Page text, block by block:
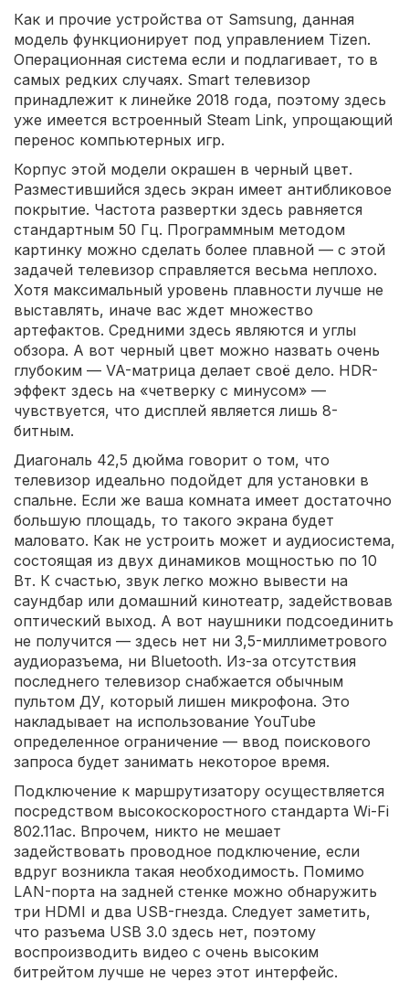
Как и прочие устройства от Samsung, данная
модель функционирует под управлением Tizen.
Операционная система если и подлагивает, то в
самых редких случаях. Smart телевизор
принадлежит к линейке 2018 года, поэтому здесь
уже имеется встроенный Steam Link, упрощающий
перенос компьютерных игр.
Корпус этой модели окрашен в черный цвет.
Разместившийся здесь экран имеет антибликовое
покрытие. Частота развертки здесь равняется
стандартным 50 Гц. Программным методом
картинку можно сделать более плавной — с этой
задачей телевизор справляется весьма неплохо.
Хотя максимальный уровень плавности лучше не
выставлять, иначе вас ждет множество
артефактов. Средними здесь являются и углы
обзора. А вот черный цвет можно назвать очень
глубоким — VA-матрица делает своё дело. HDR-
эффект здесь на «четверку с минусом» —
чувствуется, что дисплей является лишь 8-
битным.
Диагональ 42,5 дюйма говорит о том, что
телевизор идеально подойдет для установки в
спальне. Если же ваша комната имеет достаточно
большую площадь, то такого экрана будет
маловато. Как не устроить может и аудиосистема,
состоящая из двух динамиков мощностью по 10
Вт. К счастью, звук легко можно вывести на
саундбар или домашний кинотеатр, задействовав
оптический выход. А вот наушники подсоединить
не получится — здесь нет ни 3,5-миллиметрового
аудиоразъема, ни Bluetooth. Из-за отсутствия
последнего телевизор снабжается обычным
пультом ДУ, который лишен микрофона. Это
накладывает на использование YouTube
определенное ограничение — ввод поискового
запроса будет занимать некоторое время.
Подключение к маршрутизатору осуществляется
посредством высокоскоростного стандарта Wi-Fi
802.11ac. Впрочем, никто не мешает
задействовать проводное подключение, если
вдруг возникла такая необходимость. Помимо
LAN-порта на задней стенке можно обнаружить
три HDMI и два USB-гнезда. Следует заметить,
что разъема USB 3.0 здесь нет, поэтому
воспроизводить видео с очень высоким
битрейтом лучше не через этот интерфейс.